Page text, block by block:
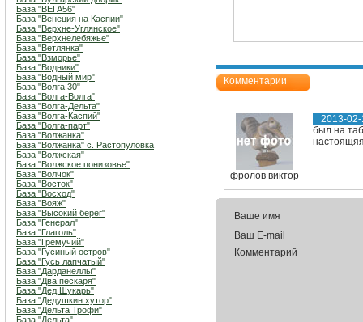
База "ВЕГА56"
База "Венеция на Каспии"
База "Верхне-Углянское"
База "Верхнелебяжье"
База "Ветлянка"
База "Взморье"
База "Водники"
База "Водный мир"
База "Волга 30"
База "Волга-Волга"
База "Волга-Дельта"
База "Волга-Каспий"
База "Волга-парт"
База "Волжанка"
База "Волжанка" с. Растопуловка
База "Волжская"
База "Волжское понизовье"
База "Волчок"
База "Восток"
База "Восход"
База "Вояж"
База "Высокий берег"
База "Генерал"
База "Глаголь"
База "Гремучий"
База "Гусиный остров"
База "Гусь лапчатый"
База "Дарданеллы"
База "Два пескаря"
База "Дед Щукарь"
База "Дедушкин хутор"
База "Дельта Трофи"
База "Дельта"
Комментарии
фролов виктор
2013-
был на
Ваше имя
Ваш E-mail
Комментарий